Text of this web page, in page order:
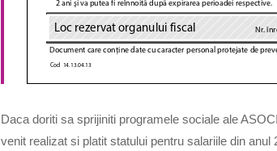
Daca doriti sa sprijiniti programele sociale ale
venit realizat si platit statului pentru salariile din